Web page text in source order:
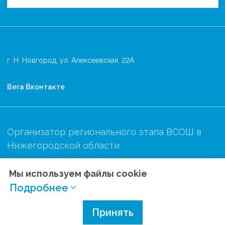
г .Н. Новгород, ул. Алексеевская, 22А
Вега Вконтакте
Организатор регионального этапа ВСОШ в
Нижегородской области
Политика конфиденциальности
Мы используем файлы cookie
Подробнее
Принять